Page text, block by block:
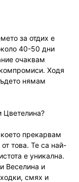
за отдих е
40-50 дни
очаквам
Ходя
нямам
Цветелина?
прекарвам
това. Те са най-
е уникална.
Веселина и
смях и